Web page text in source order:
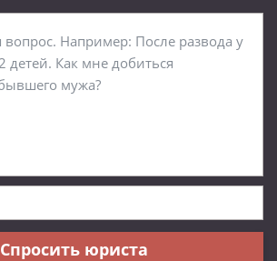
Спросить юриста